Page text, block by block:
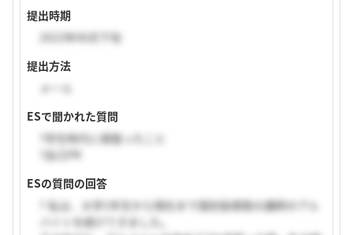
提出時期
2023年06月下旬
提出方法
メール
ESで聞かれた質問
?学生時代に頑張ったこと
?自己PR
ESの質問の回答
? 私は、大学1年生から現在まで個別指導塾の講師のアル
バイトを続けてきました。